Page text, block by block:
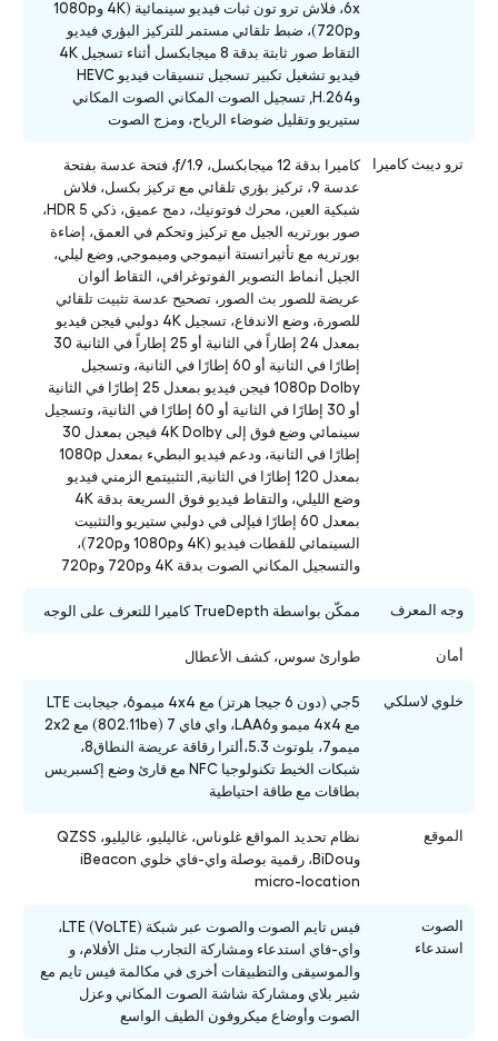
6x، فلاش ترو تون ثبات فيديو سينمائية (4K و1080p
و720p)، ضبط تلقائي مستمر للتركيز البؤري فيديو
التقاط صور ثابتة بدقة 8 ميجابكسل أثناء تسجيل 4K
فيديو تشغيل تكبير تسجيل تنسيقات فيديو HEVC
وH.264, تسجيل الصوت المكاني الصوت المكاني
ستيريو وتقليل ضوضاء الرياح، ومزج الصوت
ترو ديبث كاميرا
كاميرا بدقة 12 ميجابكسل، ƒ/1.9، فتحة عدسة بفتحة
عدسة 9، تركيز بؤري تلقائي مع تركيز بكسل، فلاش
شبكية العين، محرك فوتونيك، دمج عميق، ذكي HDR 5،
صور بورتريه الجيل مع تركيز وتحكم في العمق، إضاءة
بورتريه مع تأثيراتستة أنيموجي وميموجي, وضع ليلي،
الجيل أنماط التصوير الفوتوغرافي، التقاط ألوان
عريضة للصور بث الصور، تصحيح عدسة تثبيت تلقائي
للصورة، وضع الاندفاع، تسجيل 4K دولبي فيجن فيديو
بمعدل 24 إطاراً في الثانية أو 25 إطاراً في الثانية 30
إطارًا في الثانية أو 60 إطارًا في الثانية، وتسجيل
1080p Dolby فيجن فيديو بمعدل 25 إطارًا في الثانية
أو 30 إطارًا في الثانية أو 60 إطارًا في الثانية، وتسجيل
سينمائي وضع فوق إلى 4K Dolby فيجن بمعدل 30
إطارًا في الثانية، ودعم فيديو البطيء بمعدل 1080p
بمعدل 120 إطارًا في الثانية, التثبيتمع الزمني فيديو
وضع الليلي، والتقاط فيديو فوق السريعة بدقة 4K
بمعدل 60 إطارًا فيإلى في دولبي ستيريو والتثبيت
السينمائي للقطات فيديو (4K و1080p و720p)،
والتسجيل المكاني الصوت بدقة 4K و720p و720p
وجه المعرف ممكّن بواسطة TrueDepth كاميرا للتعرف على الوجه
أمان طوارئ سوس، كشف الأعطال
خلوي لاسلكي
5جي (دون 6 جيجا هرتز) مع 4x4 ميمو6، جيجابت LTE
مع 4x4 ميمو وLAA6، واي فاي 7 (802.11be) مع 2x2
ميمو7، بلوتوث 5.3،ألترا رقاقة عريضة النطاق8،
شبكات الخيط تكنولوجيا NFC مع قارئ وضع إكسبريس
بطاقات مع طاقة احتياطية
الموقع
نظام تحديد المواقع غلوناس، غاليليو، غاليليو، QZSS
وBiDou، رقمية بوصلة واي-فاي خلوي iBeacon
micro-location
الصوت
استدعاء
فيس تايم الصوت والصوت عبر شبكة LTE (VoLTE)،
واي-فاي استدعاء ومشاركة التجارب مثل الأفلام، و
والموسيقى والتطبيقات أخرى في مكالمة فيس تايم مع
شير بلاي ومشاركة شاشة الصوت المكاني وعزل
الصوت وأوضاع ميكروفون الطيف الواسع